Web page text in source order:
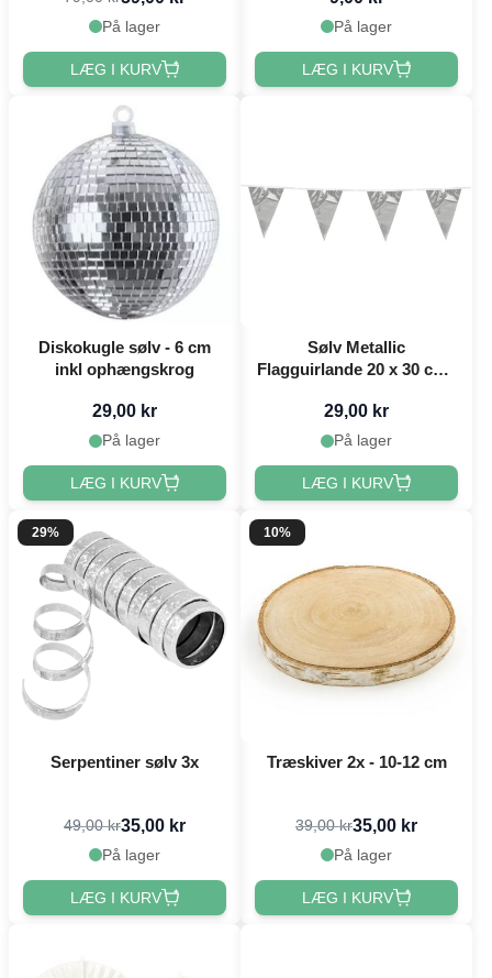
På lager
LÆG I KURV
På lager
LÆG I KURV
Diskokugle sølv - 6 cm
inkl ophængskrog
29,00 kr
På lager
LÆG I KURV
Sølv Metallic
Flagguirlande 20 x 30 cm -
29,00 kr
På lager
LÆG I KURV
29%
Serpentiner sølv 3x
49,00 kr35,00 kr
På lager
LÆG I KURV
10%
Træskiver 2x - 10-12 cm
39,00 kr35,00 kr
På lager
LÆG I KURV